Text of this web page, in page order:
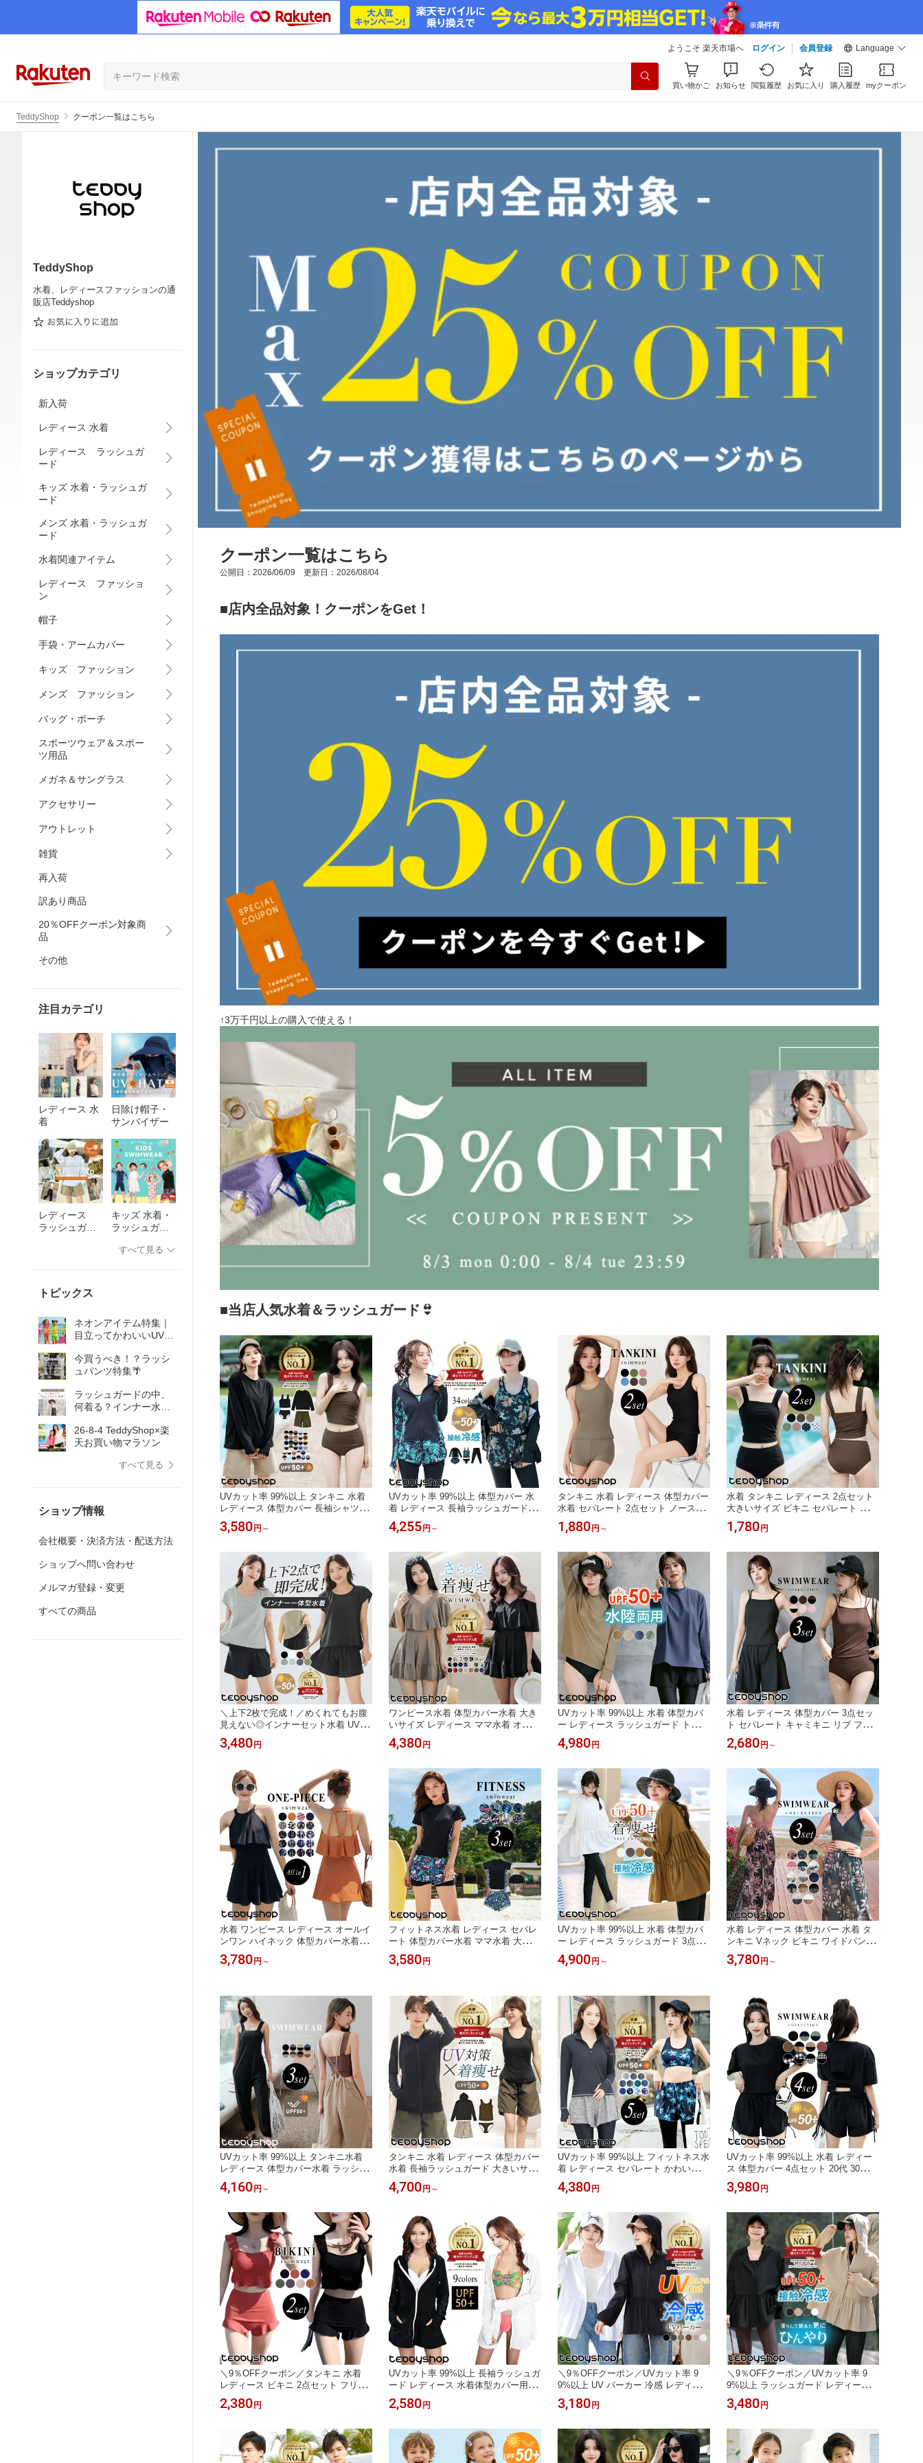
ようこそ 楽天市場へ ログイン 会員登録 Language
買い物かご お知らせ 閲覧履歴 お気に入り 購入履歴 myクーポン
TeddyShop クーポン一覧はこちら
TeddyShop
水着、レディースファッションの通
販店Teddyshop
ショップカテゴリ
新入荷
レディース 水着
レディース ラッシュガ
ード
キッズ 水着・ラッシュガ
ード
メンズ 水着・ラッシュガ
ード
水着関連アイテム
レディース ファッショ
ン
帽子
手袋・アームカバー
キッズ ファッション
メンズ ファッション
バッグ・ポーチ
スポーツウェア＆スポー
ツ用品
メガネ＆サングラス
アクセサリー
アウトレット
雑貨
再入荷
訳あり商品
20％OFFクーポン対象商
品
その他
注目カテゴリ
レディース 水
着
日除け帽子・
サンバイザー
レディース
ラッシュガー
キッズ 水着・
ラッシュガー
すべて見る
トピックス
ネオンアイテム特集｜
目立ってかわいいUV対
今買うべき！？ラッシ
ュパンツ特集🌴
ラッシュガードの中、
何着る？インナー水着
26-8-4 TeddyShop×楽
天お買い物マラソン
すべて見る
ショップ情報
会社概要・決済方法・配送方法
ショップへ問い合わせ
メルマガ登録・変更
すべての商品
クーポン一覧はこちら
公開日：2026/06/09 更新日：2026/08/04
■店内全品対象！クーポンをGet！
↑3万千円以上の購入で使える！
■当店人気水着＆ラッシュガード👙
UVカット率 99%以上 タンキニ 水着
レディース 体型カバー 長袖シャツ ラ
ッシュガード ハーフパンツ 4点セッ
ト ビキニ セパレート 洋服みたいな水
30代 40代 ママ水着 二の腕
3,580 円 ～
UVカット率 99%以上 体型カバー 水
着 レディース 長袖ラッシュガードセ
ット 5点上下セット UPF50+ フィッ
トネス水着 セパレート かわいい 大き
ギンス付き ママ水着 20代 30代 40代
4,255 円 ～
タンキニ 水着 レディース 体型カバー
水着 セパレート 2点セット ノースリ
ーブ ブラ一体型トップス ショートパ
ンツ お腹 ウエスト ヒップ カバーア
ス水着 30代 40代 50代 60代 ミセス
1,880 円 ～
水着 タンキニ レディース 2点セット
大きいサイズ ビキニ セパレート ビス
チェ風ブラ ブラトップ クロップド丈
肩紐 太い ノンワイヤー パッド付 バ
エスト カバーアップ 30代 40代 ママ
1,780 円
＼上下2枚で完成！／めくれてもお腹
見えない◎インナーセット水着 UVカ
ット率 99%以上 水着 レディース 体
型カバー水着 UPF50+ ママ水着 セパ
袖ラッシュガードセット ショートパ
ンツ
3,480 円
ワンピース水着 体型カバー水着 大き
いサイズ レディース ママ水着 オフシ
ョルダー オールインワン フレア 花柄
黒 ぽっちゃり 二の腕 カバーアップ X
Eカップ Fカップ
4,380 円
UVカット率 99%以上 水着 体型カバ
ー レディース ラッシュガード トップ
ス 長袖 パッド付き レギンス付き シ
ョーツ UPF50+ 紫外線対策 3点セッ
ク サムホール 二の腕 ウエスト ヒッ
プ
4,980 円
水着 レディース 体型カバー 3点セッ
ト セパレート キャミキニ リブ フィ
ットネス バッククロス ダブルストラ
ップ ブラトップス キャミソール ショ
イヤー ウエスト ヒップ お尻 太もも
2,680 円 ～
水着 ワンピース レディース オールイ
ンワン ハイネック 体型カバー水着 マ
マ水着 20代 30代 40代 ぽっちゃり オ
トナ女子 大きいサイズ フリル フレア
3,780 円 ～
フィットネス水着 レディース セパレ
ート 体型カバー水着 ママ水着 大きい
サイズ おしゃれ かわいい 女性用 レ
イヤード風 ショートパンツ 水泳帽 ラ
3,580 円
UVカット率 99%以上 水着 体型カバ
ー レディース ラッシュガード 3点セ
ット 上下セット 長袖 水陸両用 洋服
見え ティアード ブラ一体型 ポケット
もも
4,900 円 ～
水着 レディース 体型カバー 水着 タ
ンキニ Vネック ビキニ ワイドパンツ
3点セット 20代 30代 40代 ママ水着
ロングパンツ バックシャン カシュク
3,780 円 ～
UVカット率 99%以上 タンキニ水着
レディース 体型カバー水着 ラッシュ
ガード 素材 キャミソール サロペット
3点セット おしゃれ パッド付き スポ
太もも 脚 カバーアップ UVカット
4,160 円 ～
タンキニ 水着 レディース 体型カバー
水着 長袖ラッシュガード 大きいサイ
ズ ショートパンツ 4点上下セット 20
代 30代 40代 50代 60代 オトナ女子 U
水着 ぽっちゃり 無地
4,700 円 ～
UVカット率 99%以上 フィットネス水
着 レディース セパレート かわいい
体型カバー水着 ビキニ 大きいサイズ
ぽっちゃり 長袖ラッシュガード ショ
30代 40代 50代 60代 女性ミセス
4,380 円
UVカット率 99%以上 水着 レディー
ス 体型カバー 4点セット 20代 30代 4
0代 ママ水着 クロップド丈 UPF50+
おしゃれ かわいい シャツラッシュガ
ショートパンツ ドロストデザイン
3,980 円
＼9％OFFクーポン／タンキニ 水着
レディース ビキニ 2点セット フリル
ビキニ セパレート お洒落 かわいい
ビスチェ風 露出控えめ 10代 20代 30
ウエスト 無地 モールドカップ ワイヤ
ーなし 小胸水着
2,380 円
UVカット率 99%以上 長袖ラッシュガ
ード レディース 水着体型カバー用 お
しゃれ ラッシュパーカー ロング 水陸
両用 UV パーカー UPF50+ 水陸両用
外線カット率99.9%以上 S M L
2,580 円
＼9％OFFクーポン／UVカット率 9
9%以上 UV パーカー 冷感 レディース
UVカット フリル トップス ラッシュ
ガード 体型カバーラッシュパーカー
F50+ 日焼け防止 フード ティアード
切り替え ゴム 薄い
3,180 円
＼9％OFFクーポン／UVカット率 9
9%以上 ラッシュガード レディース U
V パーカー 軽量 トップス 長袖 体型
カバー ラッシュパーカー UPF50+ 接
ラム フリル ジップアップ 前開き 洋
服見え フレア フーディー 薄い
3,480 円